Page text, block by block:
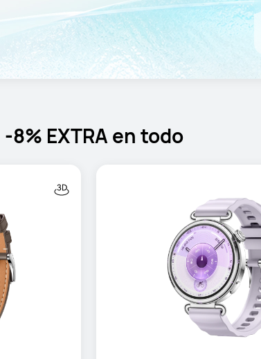
8% EXTRA en todo